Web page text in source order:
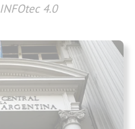
INFOtec 4.0